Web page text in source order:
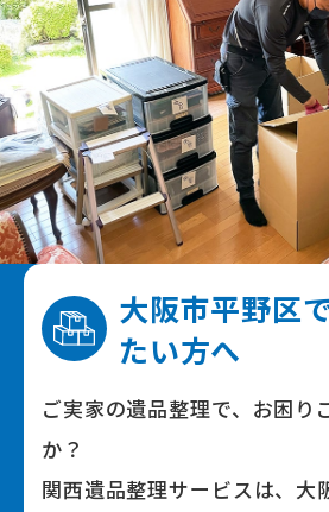
大阪市平野区
たい⽅へ
ご実家の遺品整理で、お困り
か？
関⻄遺品整理サービスは、大